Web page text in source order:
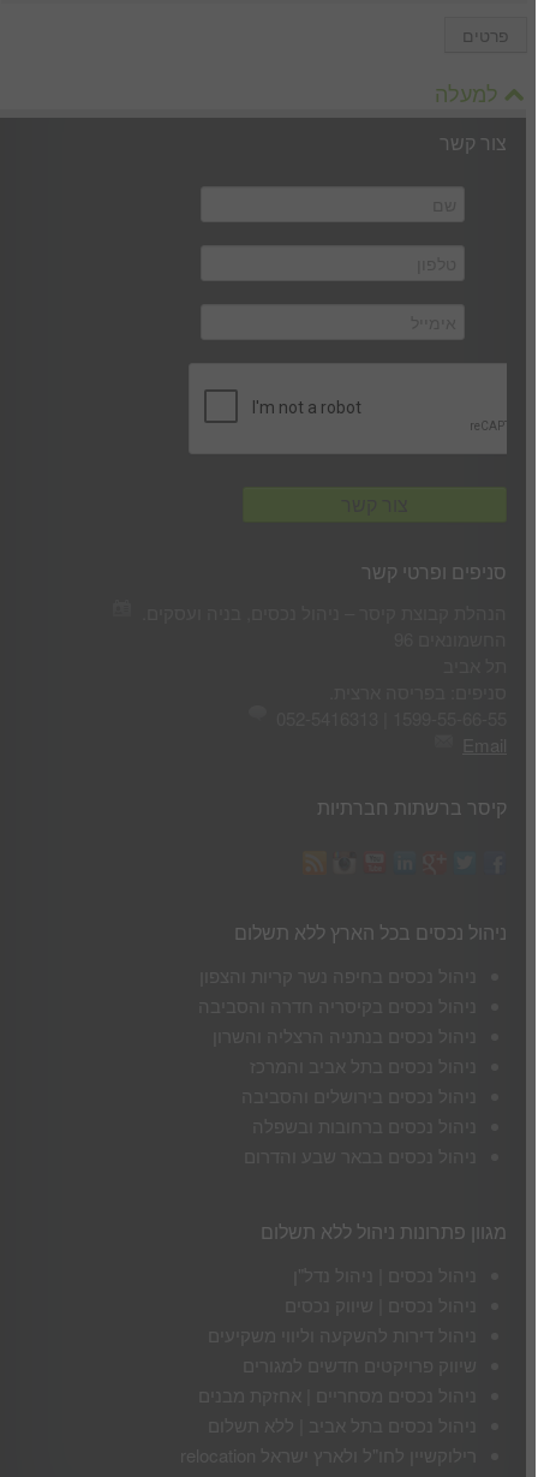
פרטים
למעלה
צור קשר
סניפים ופרטי קשר
קיסר ברשתות חברתיות
ניהול נכסים בכל הארץ ללא תשלום
מגוון פתרונות ניהול ללא תשלום